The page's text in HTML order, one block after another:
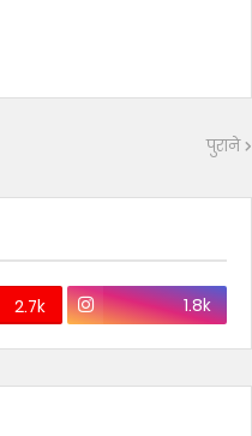
पुराने
2.7k 1.8k